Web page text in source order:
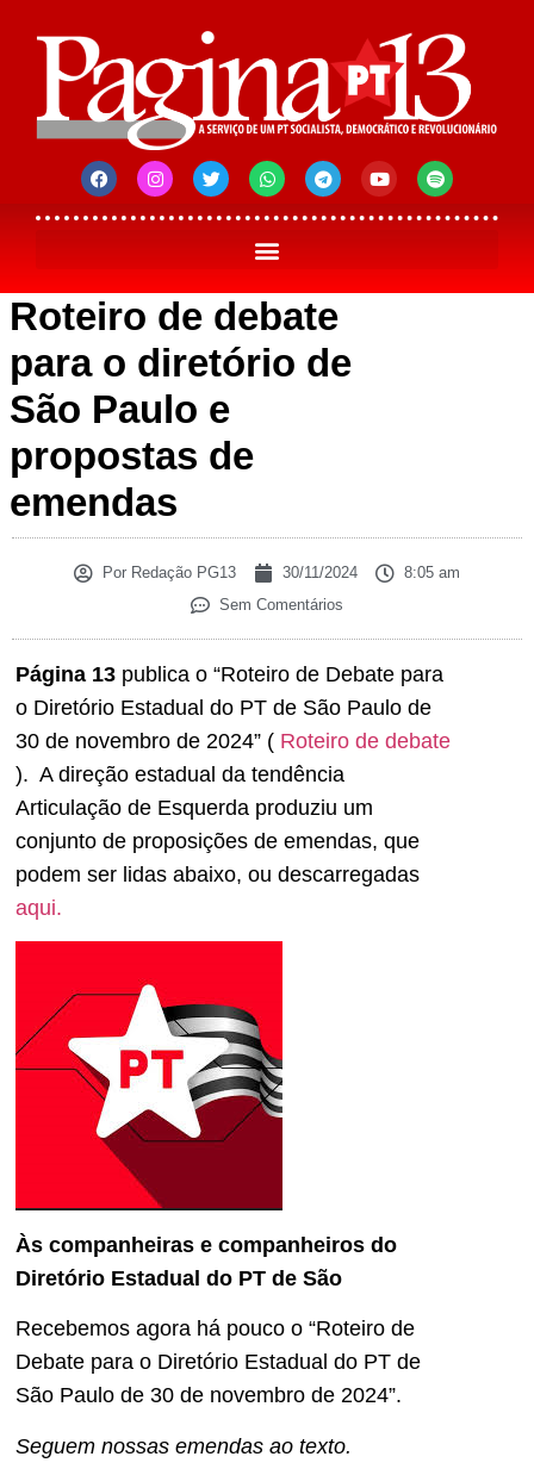
Roteiro de debate
para o diretório de
São Paulo e
propostas de
emendas
Por Redação PG13 30/11/2024
8:05 am
Sem Comentários
Página 13 publica o “Roteiro de Debate para
o Diretório Estadual do PT de São Paulo de
30 de novembro de 2024” ( Roteiro de debate
). A direção estadual da tendência
Articulação de Esquerda produziu um
conjunto de proposições de emendas, que
podem ser lidas abaixo, ou descarregadas
aqui.
Às companheiras e companheiros do
Diretório Estadual do PT de São
Recebemos agora há pouco o “Roteiro de
Debate para o Diretório Estadual do PT de
São Paulo de 30 de novembro de 2024”.
Seguem nossas emendas ao texto.